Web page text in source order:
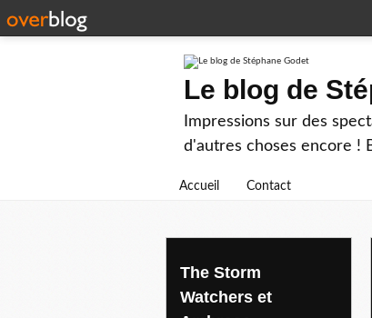
Le blog de
Impressions sur des
d'autres choses encore !
Accueil Contact
nicolas gegout
The Storm
Watchers et